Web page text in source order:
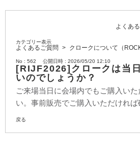
よくあ
カテゴリー表示
よくあるご質問 > クロークについて（
No : 562 公開日時 : 2026/05/20 12:10
[RIJF2026]クロークは当
いのでしょうか？
ご来場当日に会場内でもご購入い
い。事前販売でご購入いただけれ
戻る